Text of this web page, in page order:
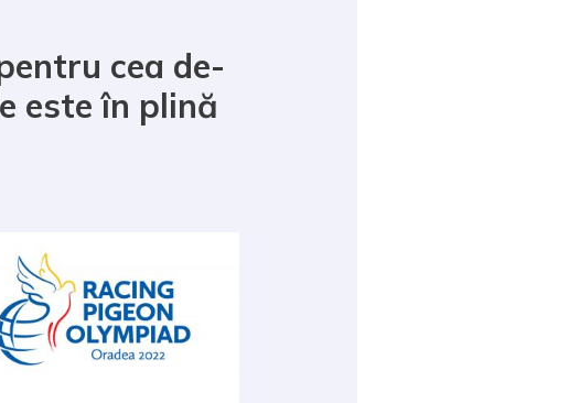
cea de-
este în plină